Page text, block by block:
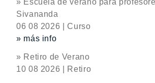
» Escuela de verano para
Sivananda
06 08 2026 | Curso
» más info
» Retiro de Verano
10 08 2026 | Retiro